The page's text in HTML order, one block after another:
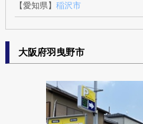
【愛知県】 稲沢市
大阪府羽曳野市